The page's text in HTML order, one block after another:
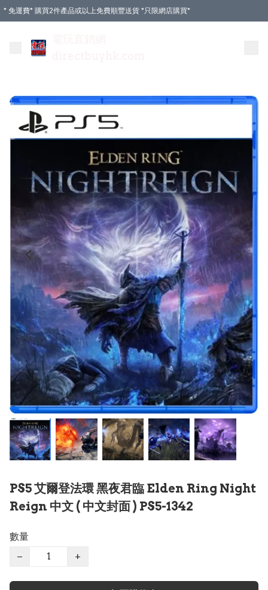
* 免運費* 購買2件產品或以上免費順豐送貨 *只限網店購買*
PS5 艾爾登法環 黑夜君臨 Elden Ring Night
Reign 中文 ( 中文封面 ) PS5-1342
數量
−
+